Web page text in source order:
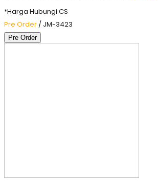
*Harga Hubungi CS
Pre Order / JM-3423
Pre Order